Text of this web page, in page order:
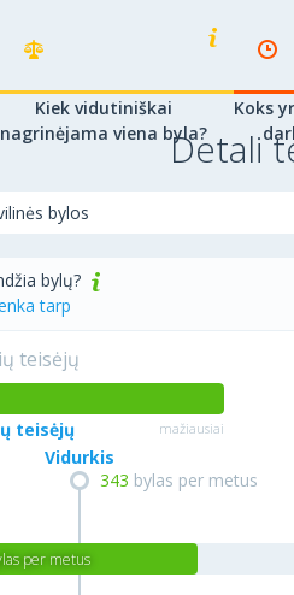
Kiek vidutiniškai
nagrinėjama viena byla?
Koks
Detali
bylų?
tarp
teisėjų
teisėjų mažiausiai
343 bylas per metus
Vidurkis
per metus